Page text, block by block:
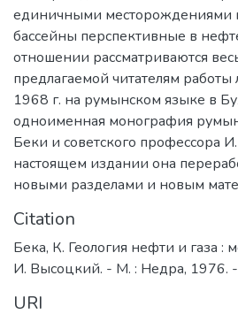
единичными месторождениями
бассейны перспективные в
отношении рассматриваются
предлагаемой читателям
1968 г. на румынском языке в
одноименная монография
Беки и советского профессора
настоящем издании она
новыми разделами и новым
Citation
Бека, К. Геология нефти и газа :
И. Высоцкий. - М. : Недра, 1976.
URI